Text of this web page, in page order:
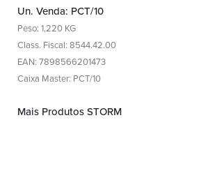
Un. Venda: PCT/10
Peso: 1,220 KG
Class. Fiscal: 8544.42.00
EAN: 7898566201473
Caixa Master: PCT/10
Mais Produtos STORM